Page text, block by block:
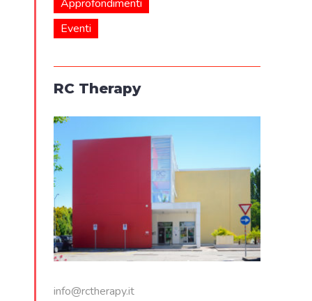
Approfondimenti
Eventi
RC Therapy
info@rctherapy.it